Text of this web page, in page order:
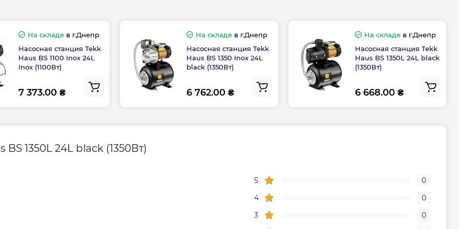
закрытой
вентиляцией
жидкости,
активности
g/m³
Обмотка
Размер подключения 1 дюйм
Страна бренда Германия
Гарантия производителя, мес
На складев г.Днепр
Насосная станция Tekk
Haus BS 1100 Inox 24L
Inox (1100Вт)
7 373.00 ₴
На складе в г.Днепр
Насосная станция Tekk
Haus BS 1350 Inox 24L
black (1350Вт)
6 762.00 ₴
На складев г.Днепр
Насосная станция Tekk
Haus BS 1350L 24L black
(1350Вт)
6 668.00 ₴
1350L 24L black (1350Вт)
5
0
4
0
3
0